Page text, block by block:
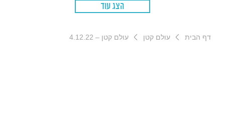
הצג עוד
דף הבית עולם קטן עולם קטן – 4.12.22